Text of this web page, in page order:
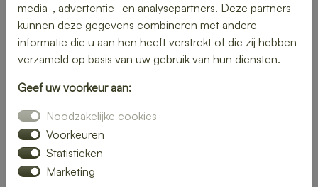
Heerlijke lunch bezorgen in
Volendam – snel, vers en
gemakkelijk
je lunch bezorgen in Volendam en kies uit een gevarieerd
menu van verse broodjes, gezonde salades en warme
maaltijden. Ideaal voor thuis of op kantoor.
Onze gerechten worden met liefde bereid en snel geleverd,
media-, advertentie- en analysepartners. Deze partners
kunnen deze gegevens combineren met andere
informatie die u aan hen heeft verstrekt of die zij hebben
verzameld op basis van uw gebruik van hun diensten.
Geef uw voorkeur aan:
Noodzakelijke cookies
Voorkeuren
Statistieken
Marketing